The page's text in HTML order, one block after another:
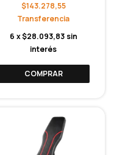
$143.278,55
6 x$28.093,83 sin
interés
COMPRAR